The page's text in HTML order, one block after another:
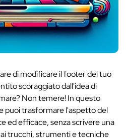
di modificare il footer del tuo
scoraggiato dall'idea di
Non temere! In questo
puoi trasformare l'aspetto del
ed efficace, senza scrivere una
trucchi, strumenti e tecniche